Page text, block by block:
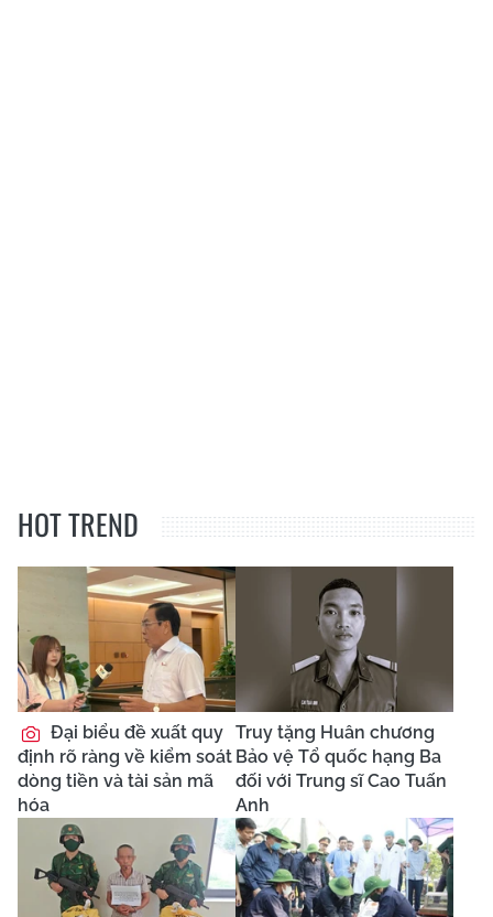
HOT TREND
Đại biểu đề xuất quy
định rõ ràng về kiểm soát
dòng tiền và tài sản mã
hóa
Truy tặng Huân chương
Bảo vệ Tổ quốc hạng Ba
đối với Trung sĩ Cao Tuấn
Anh